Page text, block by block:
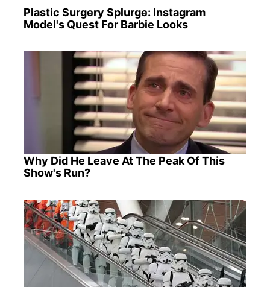
Plastic Surgery Splurge: Instagram
Model's Quest For Barbie Looks
Why Did He Leave At The Peak Of This
Show's Run?